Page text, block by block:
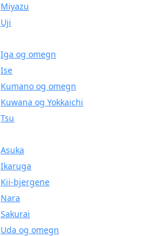
Miyazu
Uji
Iga og omegn
Ise
Kumano og omegn
Kuwana og Yokkaichi
Tsu
Asuka
Ikaruga
Kii-bjergene
Nara
Sakurai
Uda og omegn